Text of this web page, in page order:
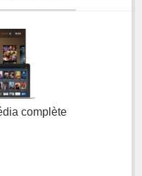
complète